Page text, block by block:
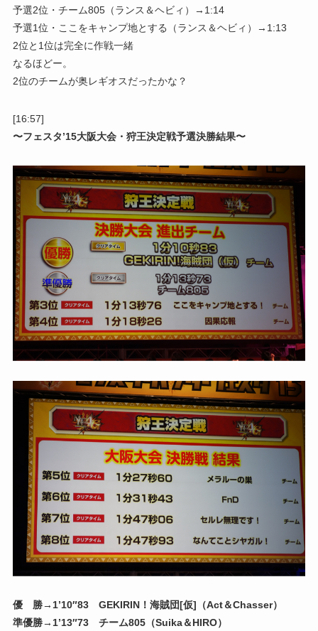
予選2位・チーム805（ランス＆ヘビィ）→1:14
予選1位・ここをキャンプ地とする（ランス＆ヘビィ）→1:13
2位と1位は完全に作戦一緒
なるほどー。
2位のチームが奥レギオスだったかな？
[16:57]
〜フェスタ’15大阪大会・狩王決定戦予選決勝結果〜
優 勝→1’10″83 GEKIRIN！海賊団[仮]（Act＆Chasser）
準優勝→1’13″73 チーム805（Suika＆HIRO）